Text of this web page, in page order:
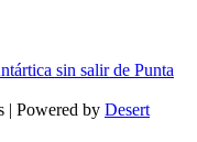
| Powered by Desert